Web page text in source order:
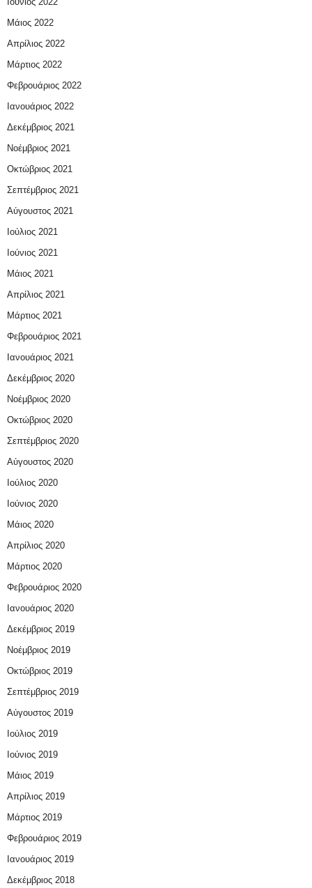
Μάιος 2022
Απρίλιος 2022
Μάρτιος 2022
Φεβρουάριος 2022
Ιανουάριος 2022
Δεκέμβριος 2021
Νοέμβριος 2021
Οκτώβριος 2021
Σεπτέμβριος 2021
Αύγουστος 2021
Ιούλιος 2021
Ιούνιος 2021
Μάιος 2021
Απρίλιος 2021
Μάρτιος 2021
Φεβρουάριος 2021
Ιανουάριος 2021
Δεκέμβριος 2020
Νοέμβριος 2020
Οκτώβριος 2020
Σεπτέμβριος 2020
Αύγουστος 2020
Ιούλιος 2020
Ιούνιος 2020
Μάιος 2020
Απρίλιος 2020
Μάρτιος 2020
Φεβρουάριος 2020
Ιανουάριος 2020
Δεκέμβριος 2019
Νοέμβριος 2019
Οκτώβριος 2019
Σεπτέμβριος 2019
Αύγουστος 2019
Ιούλιος 2019
Ιούνιος 2019
Μάιος 2019
Απρίλιος 2019
Μάρτιος 2019
Φεβρουάριος 2019
Ιανουάριος 2019
Δεκέμβριος 2018